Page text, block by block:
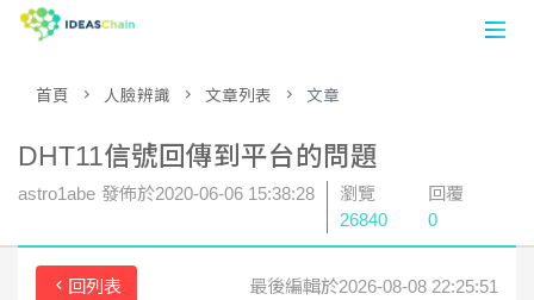
首頁
數據平台
應用案例
首頁 人臉辨識 文章列表 文章
DHT11信號回傳到平台的問題
astro1abe 發佈於2020-06-06 15:38:28
瀏覽
26840
回覆
0
回列表 最後編輯於2026-08-08 22:25:51